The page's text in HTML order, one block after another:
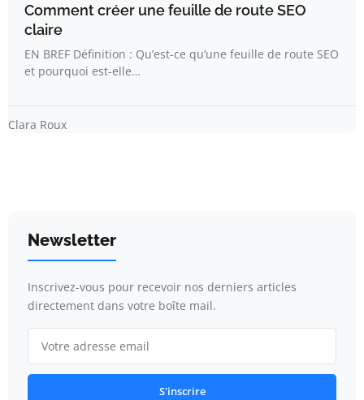
Comment créer une feuille de route SEO
claire
EN BREF Définition : Qu’est-ce qu’une feuille de route SEO
et pourquoi est-elle…
Clara Roux
Newsletter
Inscrivez-vous pour recevoir nos derniers articles
directement dans votre boîte mail.
S'inscrire